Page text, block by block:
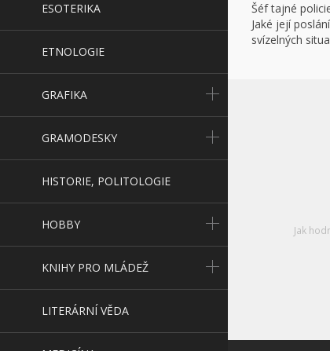
ESOTERIKA
ETNOLOGIE
GRAFIKA
GRAMODESKY
HISTORIE, POLITOLOGIE
HOBBY
KNIHY PRO MLÁDEŽ
LITERÁRNÍ VĚDA
Šéf tajné
Jaké její
svízelných
Jak